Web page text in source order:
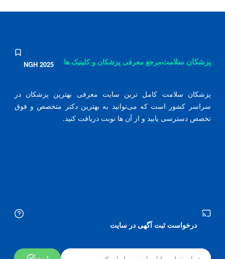
پزشکان سلامتمرجع معرفی پزشکان و کلینیک ها NGH 2025
پزشکان سلامت کامل ترین سایت معرفی بهترین پزشکان در
سراسر کشور است که می‌توانید به بهترین دکتر متخصص و فوق
تخصص دسترسی یابید و از آن ها نوبت دریافت کنید.
درخواست ثبت آگهی در سایت